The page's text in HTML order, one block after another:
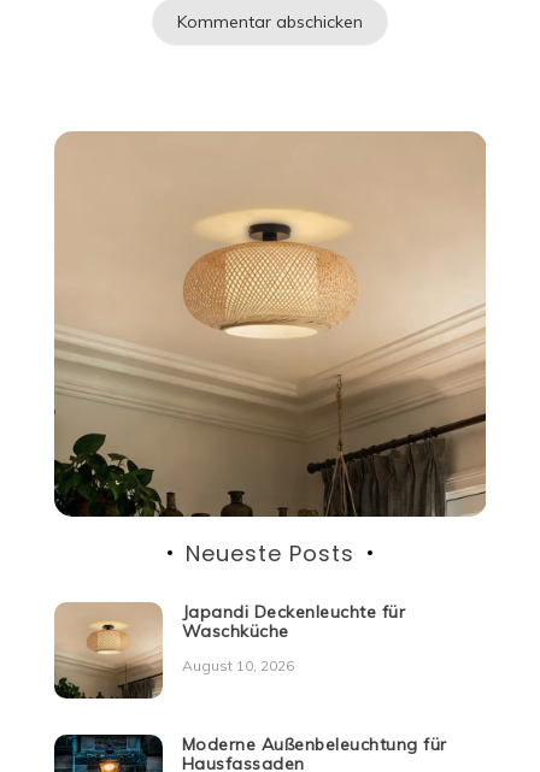
Neueste Posts
Japandi Deckenleuchte für
Waschküche
August 10, 2026
Moderne Außenbeleuchtung für
Hausfassaden